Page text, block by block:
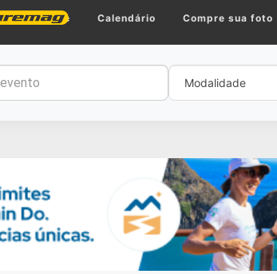
Home Calendário Compre sua foto